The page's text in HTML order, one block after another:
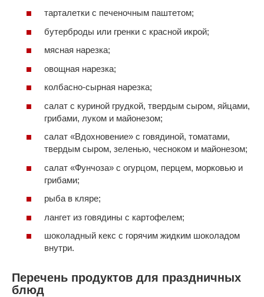
тарталетки с печеночным паштетом;
бутерброды или гренки с красной икрой;
мясная нарезка;
овощная нарезка;
колбасно-сырная нарезка;
салат с куриной грудкой, твердым сыром, яйцами,
грибами, луком и майонезом;
салат «Вдохновение» с говядиной, томатами,
твердым сыром, зеленью, чесноком и майонезом;
салат «Фунчоза» с огурцом, перцем, морковью и
грибами;
рыба в кляре;
лангет из говядины с картофелем;
шоколадный кекс с горячим жидким шоколадом
внутри.
Перечень продуктов для праздничных
блюд